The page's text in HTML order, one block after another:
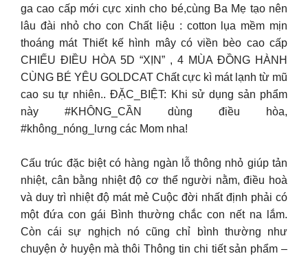
ga cao cấp mới cực xinh cho bé,cùng Ba Mẹ tạo nên
lâu đài nhỏ cho con Chất liệu : cotton lụa mềm mịn
thoáng mát Thiết kế hình mây có viền bèo cao cấp
CHIẾU ĐIỀU HÒA 5D “XỊN” , 4 MÙA ĐỒNG HÀNH
CÙNG BÉ YÊU GOLDCAT Chất cực kì mát lạnh từ mũ
cao su tự nhiên.. ĐẶC_BIỆT: Khi sử dụng sản phẩm
này #KHÔNG_CẦN dùng điều hòa,
#không_nóng_lưng các Mom nha!
Cấu trúc đặc biệt có hàng ngàn lỗ thông nhỏ giúp tản
nhiệt, cân bằng nhiệt độ cơ thể người nằm, điều hoà
và duy trì nhiệt độ mát mẻ Cuộc đời nhất định phải có
một đứa con gái Bình thường chắc con nết na lắm.
Còn cái sự nghịch nó cũng chỉ bình thường như
chuyện ở huyện mà thôiThông tin chi tiết sản phẩm –